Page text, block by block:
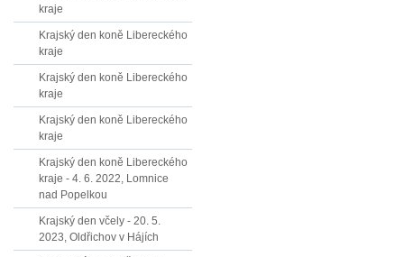
kraje
Krajský den koně Libereckého
kraje
Krajský den koně Libereckého
kraje
Krajský den koně Libereckého
kraje
Krajský den koně Libereckého
kraje - 4. 6. 2022, Lomnice
nad Popelkou
Krajský den včely - 20. 5.
2023, Oldřichov v Hájích